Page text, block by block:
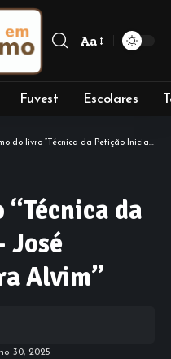
Font
Aa
Fuvest Escolares
livro “Técnica da Petição Inicial – José Eduardo Carreira Alvim”
da
José
Alvim”
30, 2025